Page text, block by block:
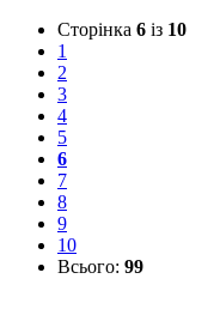
Сторінка 6 із 10
1
2
3
4
5
6
7
8
9
10
Всього: 99